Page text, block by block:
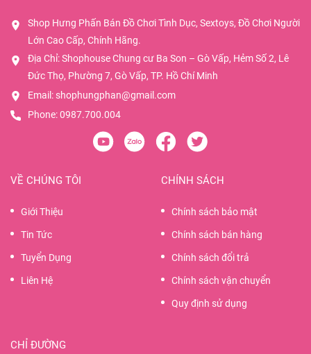
Shop Hưng Phấn Bán Đồ Chơi Tình Dục, Sextoys, Đồ Chơi Người
Lớn Cao Cấp, Chính Hãng.
Địa Chỉ: Shophouse Chung cư Ba Son – Gò Vấp, Hẻm Số 2, Lê
Đức Thọ, Phường 7, Gò Vấp, TP. Hồ Chí Minh
Email: shophungphan@gmail.com
Phone:0987.700.004
VỀ CHÚNG TÔI
Giới Thiệu
Tin Tức
Tuyển Dụng
Liên Hệ
CHÍNH SÁCH
Chính sách bảo mật
Chính sách bán hàng
Chính sách đổi trả
Chính sách vận chuyển
Quy định sử dụng
CHỈ ĐƯỜNG